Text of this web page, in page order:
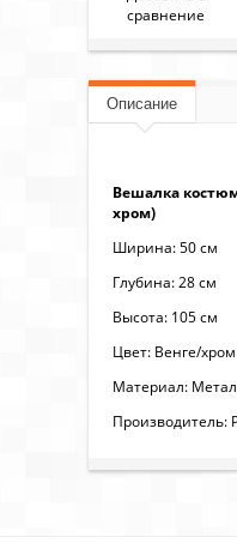
сравнение
Описание
Вешалка
хром)
Ширина: 50 см
Глубина: 28 см
Высота: 105 см
Цвет: Венге/хром
Материал:
Производитель: